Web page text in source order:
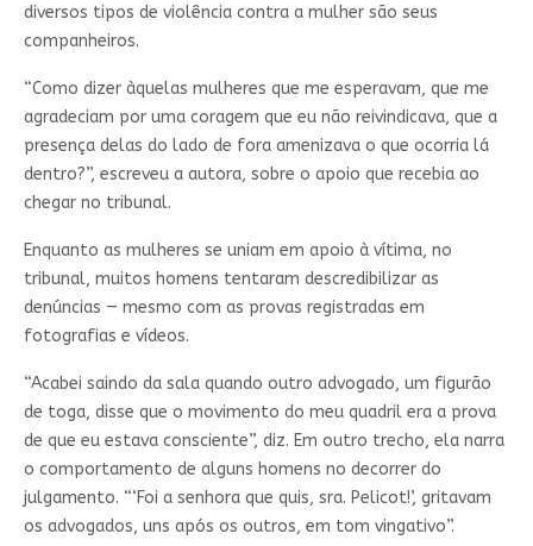
diversos tipos de violência contra a mulher são seus
companheiros.
“Como dizer àquelas mulheres que me esperavam, que me
agradeciam por uma coragem que eu não reivindicava, que a
presença delas do lado de fora amenizava o que ocorria lá
dentro?”, escreveu a autora, sobre o apoio que recebia ao
chegar no tribunal.
Enquanto as mulheres se uniam em apoio à vítima, no
tribunal, muitos homens tentaram descredibilizar as
denúncias — mesmo com as provas registradas em
fotografias e vídeos.
“Acabei saindo da sala quando outro advogado, um figurão
de toga, disse que o movimento do meu quadril era a prova
de que eu estava consciente”, diz. Em outro trecho, ela narra
o comportamento de alguns homens no decorrer do
julgamento. “‘Foi a senhora que quis, sra. Pelicot!’, gritavam
os advogados, uns após os outros, em tom vingativo”.